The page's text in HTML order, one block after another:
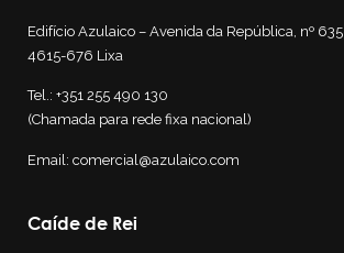
Edifício Azulaico – Avenida da República, nº 635
4615-676 Lixa
Tel.: +351 255 490 130
(Chamada para rede fixa nacional)
Email: comercial@azulaico.com
Caíde de Rei